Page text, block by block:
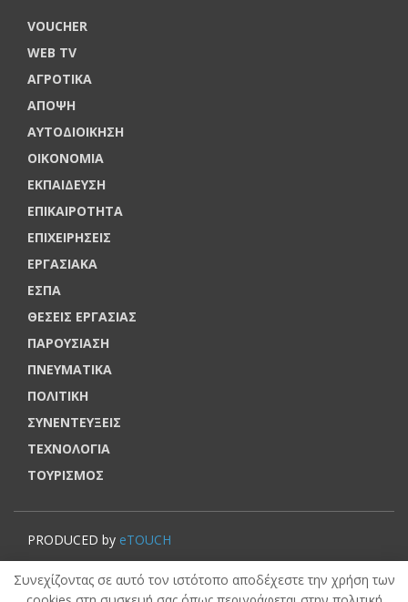
VOUCHER
WEB TV
ΑΓΡΟΤΙΚΑ
ΑΠΟΨΗ
ΑΥΤΟΔΙΟΙΚΗΣΗ
ΟΙΚΟΝΟΜΙΑ
ΕΚΠΑΙΔΕΥΣΗ
ΕΠΙΚΑΙΡΟΤΗΤΑ
ΕΠΙΧΕΙΡΗΣΕΙΣ
ΕΡΓΑΣΙΑΚΑ
ΕΣΠΑ
ΘΕΣΕΙΣ ΕΡΓΑΣΙΑΣ
ΠΑΡΟΥΣΙΑΣΗ
ΠΝΕΥΜΑΤΙΚΑ
ΠΟΛΙΤΙΚΗ
ΣΥΝΕΝΤΕΥΞΕΙΣ
ΤΕΧΝΟΛΟΓΙΑ
ΤΟΥΡΙΣΜΟΣ
PRODUCED by eTOUCH
© VOUCHERERGASIA.GR, 2022 | All rights reserved.
Συνεχίζοντας σε αυτό τον ιστότοπο αποδέχεστε την χρήση των